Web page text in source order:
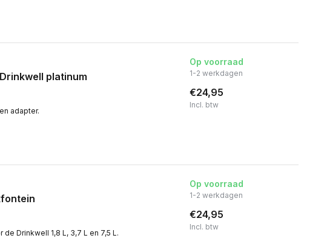
platinum
adapter.
Op voorraad
1-2 werkdagen
€24,95
Incl. btw
Drinkwell 1,8 L, 3,7 L en 7,5 L.
Op voorraad
1-2 werkdagen
€24,95
Incl. btw